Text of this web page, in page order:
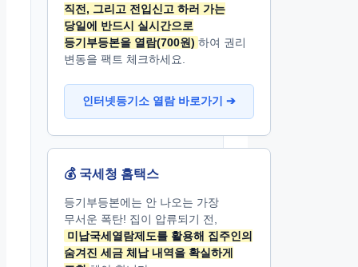
직전, 그리고 전입신고 하러 가는
당일에 반드시 실시간으로
등기부등본을 열람(700원) 하여 권리
변동을 팩트 체크하세요.
인터넷등기소 열람 바로가기 ➔
💰 국세청 홈택스
등기부등본에는 안 나오는 가장
무서운 폭탄! 집이 압류되기 전,
미납국세열람제도를 활용해 집주인의
숨겨진 세금 체납 내역을 확실하게